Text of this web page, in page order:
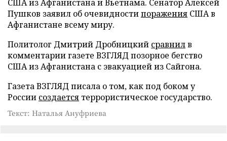
США из Афганистана и Вьетнама. Сенатор Алексей
Пушков заявил об очевидностипоражения США в
Афганистане всему миру.
Политолог Дмитрий Дробницкий сравнилв
комментарии газете ВЗГЛЯД позорное бегство
США из Афганистана с эвакуацией из Сайгона.
Газета ВЗГЛЯД писала о том, как под боком у
России создается террористическое государство.
Текст: Наталья Ануфриева